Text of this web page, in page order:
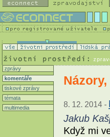
zprávy
komentáře
tiskové zprávy
témata
multimedia
8. 12. 2014 -
Jakub
Když mi